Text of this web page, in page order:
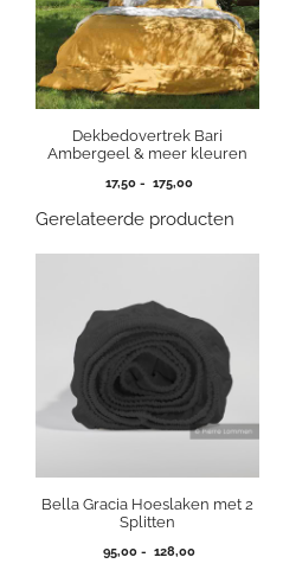
Dekbedovertrek Bari
Ambergeel & meer kleuren
17,50 - 175,00Prijsklasse:
tot
Gerelateerde producten
Bella Gracia Hoeslaken met 2
Splitten
95,00 - 128,00Prijsklasse: